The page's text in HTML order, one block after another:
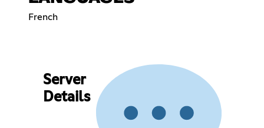
French
Server
Details